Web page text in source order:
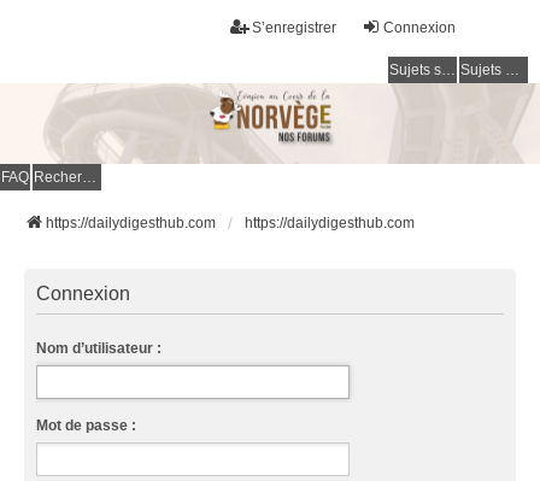
Connexion
S’enregistrer
Sujets sans réponse Sujets actifs
FAQ Rechercher
https://dailydigesthub.com https://dailydigesthub.com
Connexion
Nom d’utilisateur :
Mot de passe :